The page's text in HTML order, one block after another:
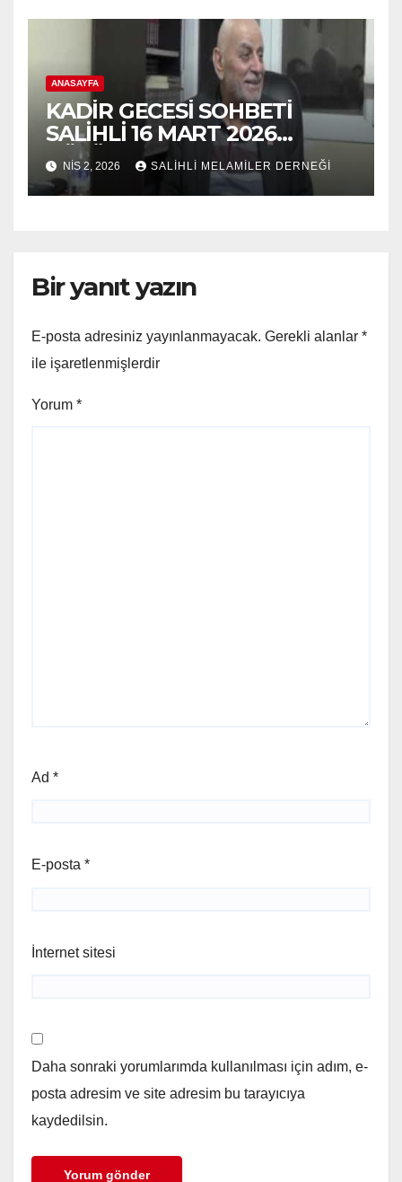
ANASAYFA
KADİR GECESİ SOHBETİ
SALİHLİ 16 MART 2026
BÖLÜM 2
NIS 2, 2026 SALİHLİ MELAMİLER DERNEĞİ
Bir yanıt yazın
E-posta adresiniz yayınlanmayacak. Gerekli alanlar *
ile işaretlenmişlerdir
Yorum *
Ad *
E-posta *
İnternet sitesi
Daha sonraki yorumlarımda kullanılması için adım, e-
posta adresim ve site adresim bu tarayıcıya
kaydedilsin.